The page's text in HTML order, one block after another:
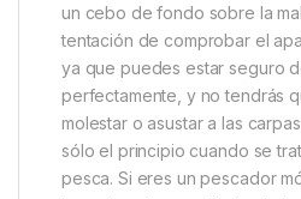
Korda Chod Safe
Los pescadores ávidos de
conozcan todas las ventajas
Los aparejos Chod son una
efectivas de garantizar una
cebo, especialmente si se